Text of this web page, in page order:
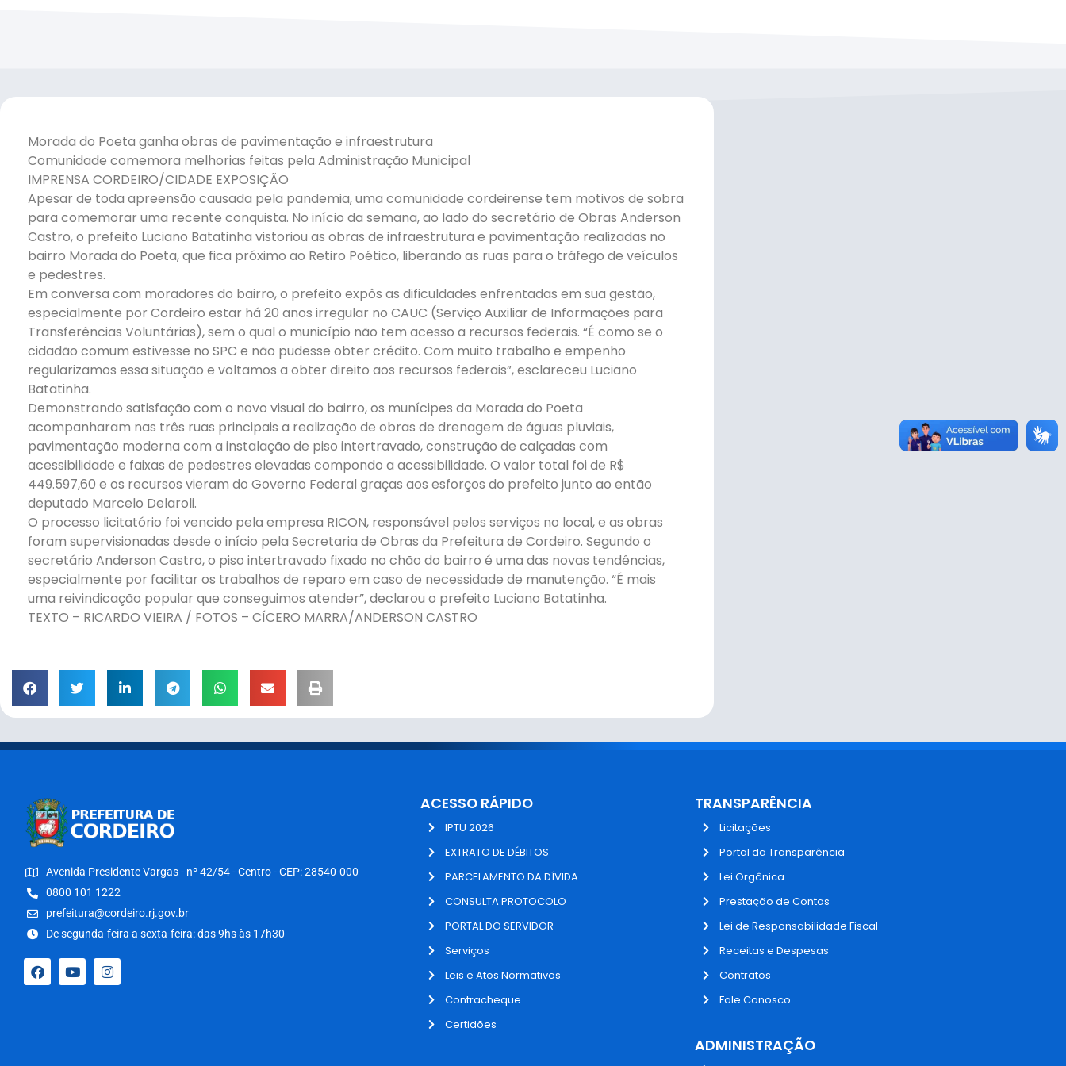
Morada do Poeta ganha obras de pavimentação e infraestrutura
Comunidade comemora melhorias feitas pela Administração Municipal
IMPRENSA CORDEIRO/CIDADE EXPOSIÇÃO
Apesar de toda apreensão causada pela pandemia, uma comunidade cordeirense tem motivos de sobra
para comemorar uma recente conquista. No início da semana, ao lado do secretário de Obras Anderson
Castro, o prefeito Luciano Batatinha vistoriou as obras de infraestrutura e pavimentação realizadas no
bairro Morada do Poeta, que fica próximo ao Retiro Poético, liberando as ruas para o tráfego de veículos
e pedestres.
Em conversa com moradores do bairro, o prefeito expôs as dificuldades enfrentadas em sua gestão,
especialmente por Cordeiro estar há 20 anos irregular no CAUC (Serviço Auxiliar de Informações para
Transferências Voluntárias), sem o qual o município não tem acesso a recursos federais. “É como se o
cidadão comum estivesse no SPC e não pudesse obter crédito. Com muito trabalho e empenho
regularizamos essa situação e voltamos a obter direito aos recursos federais”, esclareceu Luciano
Batatinha.
Demonstrando satisfação com o novo visual do bairro, os munícipes da Morada do Poeta
acompanharam nas três ruas principais a realização de obras de drenagem de águas pluviais,
pavimentação moderna com a instalação de piso intertravado, construção de calçadas com
acessibilidade e faixas de pedestres elevadas compondo a acessibilidade. O valor total foi de R$
449.597,60 e os recursos vieram do Governo Federal graças aos esforços do prefeito junto ao então
deputado Marcelo Delaroli.
O processo licitatório foi vencido pela empresa RICON, responsável pelos serviços no local, e as obras
foram supervisionadas desde o início pela Secretaria de Obras da Prefeitura de Cordeiro. Segundo o
secretário Anderson Castro, o piso intertravado fixado no chão do bairro é uma das novas tendências,
especialmente por facilitar os trabalhos de reparo em caso de necessidade de manutenção. “É mais
uma reivindicação popular que conseguimos atender”, declarou o prefeito Luciano Batatinha.
TEXTO – RICARDO VIEIRA / FOTOS – CÍCERO MARRA/ANDERSON CASTRO
Avenida Presidente Vargas - nº 42/54 - Centro - CEP: 28540-000
0800 101 1222
prefeitura@cordeiro.rj.gov.br
De segunda-feira a sexta-feira: das 9hs às 17h30
ACESSO RÁPIDO
IPTU 2026
EXTRATO DE DÉBITOS
PARCELAMENTO DA DÍVIDA
CONSULTA PROTOCOLO
PORTAL DO SERVIDOR
Serviços
Leis e Atos Normativos
Contracheque
Certidões
TRANSPARÊNCIA
Licitações
Portal da Transparência
Lei Orgânica
Prestação de Contas
Lei de Responsabilidade Fiscal
Receitas e Despesas
Contratos
Fale Conosco
ADMINISTRAÇÃO